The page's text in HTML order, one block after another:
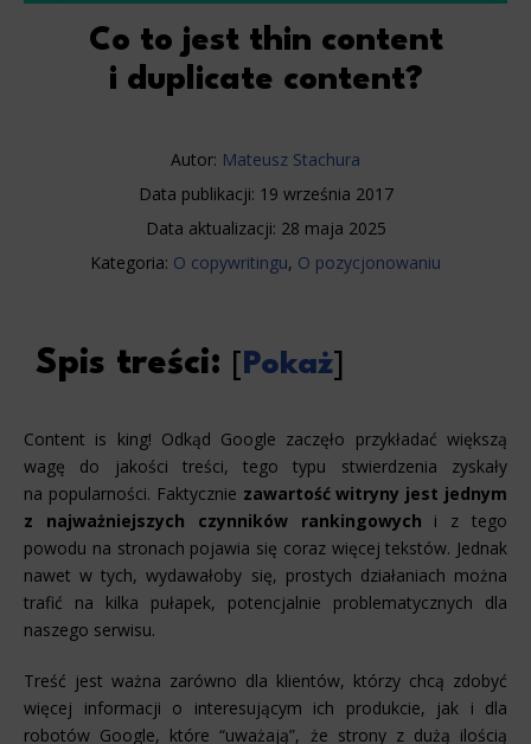
Co to jest thin content
i duplicate content?
Autor: Mateusz Stachura
Data publikacji: 19 września 2017
Data aktualizacji: 28 maja 2025
Kategoria: O copywritingu, O pozycjonowaniu
Spis treści: Pokaż
Content is king! Odkąd Google zaczęło przykładać większą
wagę do jakości treści, tego typu stwierdzenia zyskały
na popularności. Faktycznie zawartość witryny jest jednym
z najważniejszych czynników rankingowych i z tego
powodu na stronach pojawia się coraz więcej tekstów. Jednak
nawet w tych, wydawałoby się, prostych działaniach można
trafić na kilka pułapek, potencjalnie problematycznych dla
naszego serwisu.
Treść jest ważna zarówno dla klientów, którzy chcą zdobyć
więcej informacji o interesującym ich produkcie, jak i dla
robotów Google, które “uważają”, że strony z dużą ilością